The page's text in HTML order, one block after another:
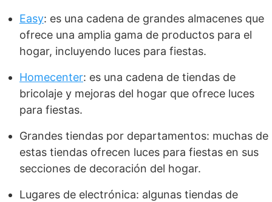
Easy: es una cadena de grandes almacenes que
ofrece una amplia gama de productos para el
hogar, incluyendo luces para fiestas.
Homecenter: es una cadena de tiendas de
bricolaje y mejoras del hogar que ofrece luces
para fiestas.
Grandes tiendas por departamentos: muchas de
estas tiendas ofrecen luces para fiestas en sus
secciones de decoración del hogar.
Lugares de electrónica: algunas tiendas de